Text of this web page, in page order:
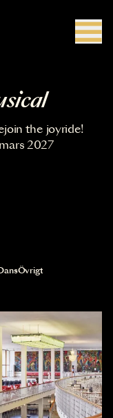
the joyride!
2027
Övrigt